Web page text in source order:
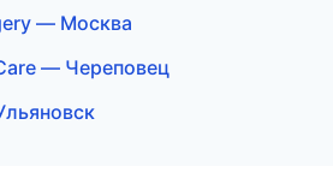
— Москва
— Череповец